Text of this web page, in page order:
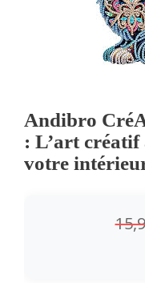
Andibro
: L’art
votre